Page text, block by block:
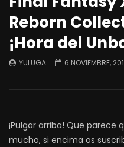
Reborn
¡Hora del
YULUGA 6 NOVIEMBRE,
¡Pulgar arriba! Que parece
mucho, si encima os